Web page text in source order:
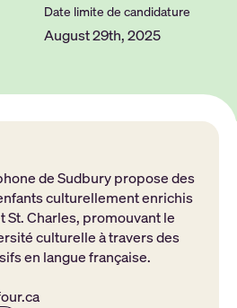
Date limite de candidature
August 29th, 2025
de Sudbury propose des
culturellement enrichis
St. Charles, promouvant le
culturelle à travers des
en langue française.